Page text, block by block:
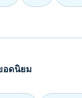
อดนิยม